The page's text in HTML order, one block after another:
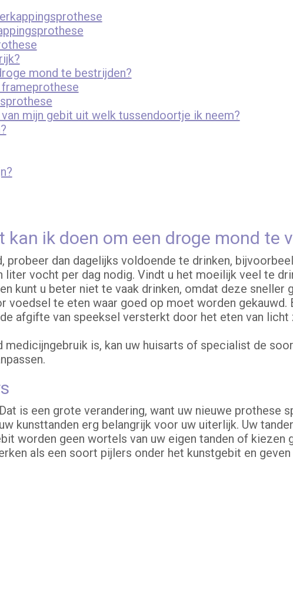
mond te bestrijden?
mijn gebit uit welk tussendoortje ik neem?
kan ik doen om een droge mond te
probeer dan dagelijks voldoende te drinken,
liter vocht per dag nodig. Vindt u het moeilijk veel te
kunt u beter niet te vaak drinken, omdat deze sneller
voedsel te eten waar goed op moet worden
afgifte van speeksel versterkt door het eten van
medicijngebruik is, kan uw huisarts of specialist de
is een grote verandering, want uw nieuwe prothese
kunsttanden erg belangrijk voor uw uiterlijk. Uw
worden geen wortels van uw eigen tanden of kiezen
als een soort pijlers onder het kunstgebit en